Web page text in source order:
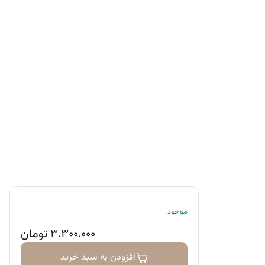
موجود
۳.۳۰۰.۰۰۰تومان
افزودن به سبد خرید